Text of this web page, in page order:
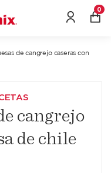
0
de cangrejo caseras con
cangrejo
de chile